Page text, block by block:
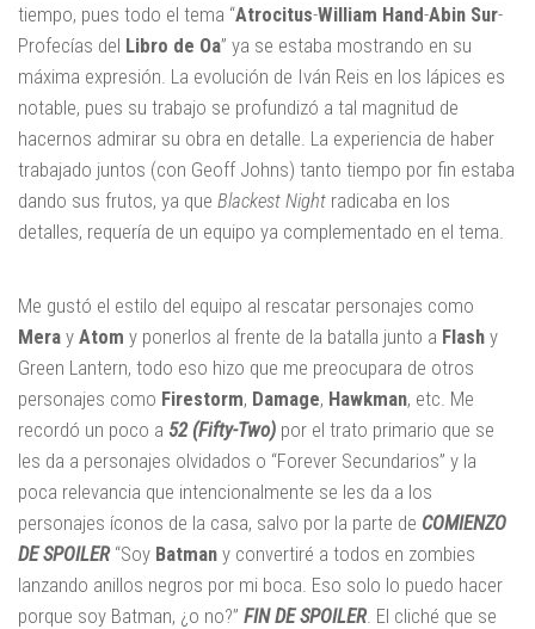
tiempo, pues todo el tema “Atrocitus-William Hand-Abin Sur-
Profecías del Libro de Oa” ya se estaba mostrando en su
máxima expresión. La evolución de Iván Reis en los lápices es
notable, pues su trabajo se profundizó a tal magnitud de
hacernos admirar su obra en detalle. La experiencia de haber
trabajado juntos (con Geoff Johns) tanto tiempo por fin estaba
dando sus frutos, ya que Blackest Night radicaba en los
detalles, requería de un equipo ya complementado en el tema.
Me gustó el estilo del equipo al rescatar personajes como
Mera y Atom y ponerlos al frente de la batalla junto a Flash y
Green Lantern, todo eso hizo que me preocupara de otros
personajes como Firestorm, Damage, Hawkman, etc. Me
recordó un poco a 52 (Fifty-Two) por el trato primario que se
les da a personajes olvidados o “Forever Secundarios” y la
poca relevancia que intencionalmente se les da a los
personajes íconos de la casa, salvo por la parte de COMIENZO
DE SPOILER“Soy Batman y convertiré a todos en zombies
lanzando anillos negros por mi boca. Eso solo lo puedo hacer
porque soy Batman, ¿o no?” FIN DE SPOILER. El cliché que se